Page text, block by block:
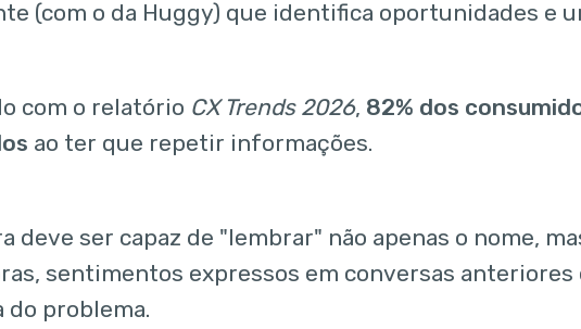
(com o da Huggy) que identifica oportunidades e
com o relatório CX Trends 2026, 82% dos
ao ter que repetir informações.
deve ser capaz de "lembrar" não apenas o nome,
sentimentos expressos em conversas anteriores
do problema.